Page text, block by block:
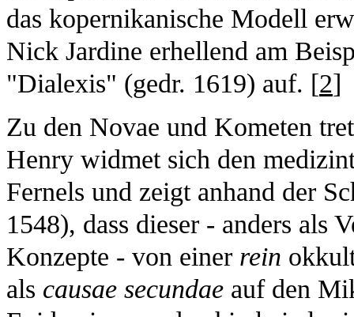
das kopernikanische Modell
Nick Jardine erhellend am
"Dialexis" (gedr. 1619) auf. [2]
Zu den Novae und Kometen
Henry widmet sich den
Fernels und zeigt anhand der
1548), dass dieser - anders als
Konzepte - von einer rein
als causae secundae auf den